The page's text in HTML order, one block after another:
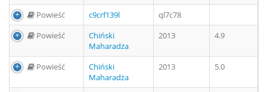
Powieść c9crf139l
ql7c78
Powieść
Chiński
Maharadża
2013 4.9
Powieść
Chiński
Maharadża
2013 5.0